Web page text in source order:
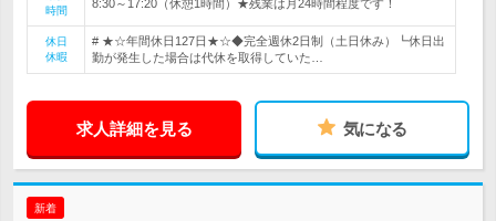
時間
8:30～17:20（休憩1時間）★残業は月24時間程度です！
休日
休暇
# ★☆年間休日127日★☆◆完全週休2日制（土日休み）┗休日出
勤が発生した場合は代休を取得していた…
求人詳細を見る 気になる
新着